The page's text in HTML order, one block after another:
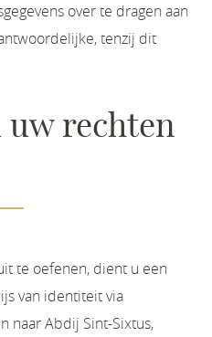
over te dragen aan
tenzij dit
uw rechten
te oefenen, dient u een
van identiteit via
naar Abdij Sint-Sixtus,